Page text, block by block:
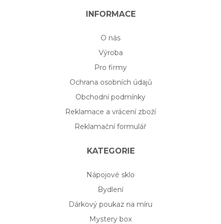
INFORMACE
O nás
Výroba
Pro firmy
Ochrana osobních údajů
Obchodní podmínky
Reklamace a vrácení zboží
Reklamační formulář
KATEGORIE
Nápojové sklo
Bydlení
Dárkový poukaz na míru
Mystery box